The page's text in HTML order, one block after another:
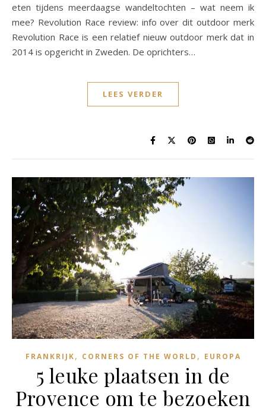
eten tijdens meerdaagse wandeltochten – wat neem ik
mee? Revolution Race review: info over dit outdoor merk
Revolution Race is een relatief nieuw outdoor merk dat in
2014 is opgericht in Zweden. De oprichters…
LEES VERDER
FRANKRIJK, CORNERS OF THE WORLD , EUROPA
5 leuke plaatsen in de
Provence om te bezoeken